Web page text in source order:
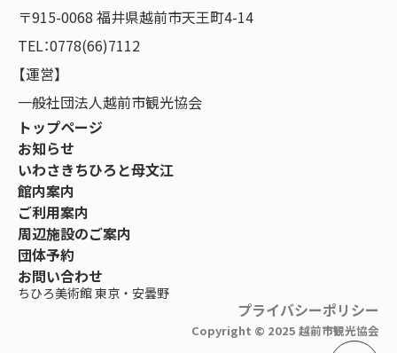
〒915-0068 福井県越前市天王町4-14
TEL：0778(66)7112
【運営】
一般社団法人越前市観光協会
トップページ
お知らせ
いわさきちひろと母文江
館内案内
ご利用案内
周辺施設のご案内
団体予約
お問い合わせ
ちひろ美術館 東京・安曇野
プライバシーポリシー
Copyright ©︎ 2025 越前市観光協会